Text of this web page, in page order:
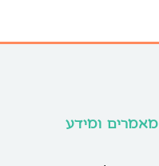
מאמרים ומידע